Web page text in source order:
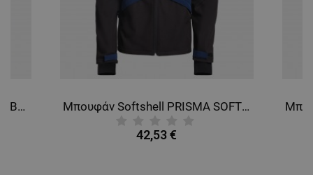
Μπουφάν εργασίας PILOT PRO BLACK Μπουφάν Softshell PRISMA SOFTSHELL 2.0 BLACK/DARK BLUE
42,53 €